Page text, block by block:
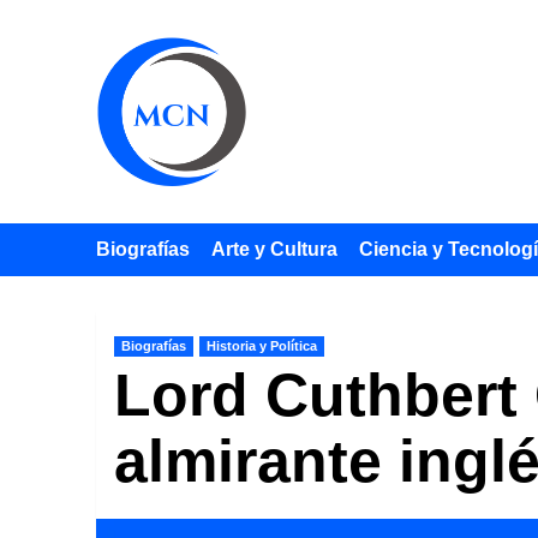
Biografías Arte y Cultura Ciencia y
Biografías Historia y Política
Lord Cuthbert
almirante